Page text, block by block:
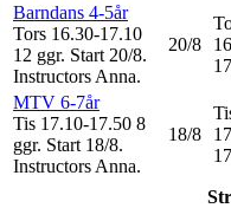
Barndans 4-5år
Tors 16.30-17.10
12 ggr. Start 20/8.
Instructors Anna.
20/8
MTV 6-7år
Tis 17.10-17.50 8
ggr. Start 18/8.
Instructors Anna.
18/8